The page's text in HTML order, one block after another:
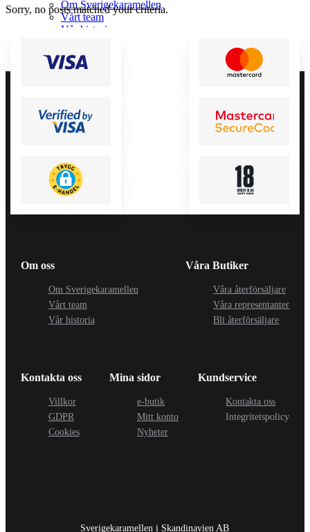
Om Sverigekaramellen
Vårt team
Vår historia
Våra återförsäljare
Våra representanter
Villkor
GDPR
Mitt konto
Sorry, no posts matched your criteria.
Om oss
Om Sverigekaramellen
Vårt team
Vår historia
Våra Butiker
Våra återförsäljare
Våra representanter
Bli återförsäljare
Kontakta oss
Villkor
GDPR
Cookies
Mina sidor
e-butik
Mitt konto
Nyheter
Kundservice
Kontakta oss
Integritetspolicy
Sverigekaramellen i Skandinavien AB